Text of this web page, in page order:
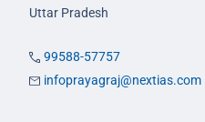
Uttar Pradesh
99588-57757
infoprayagraj@nextias.com